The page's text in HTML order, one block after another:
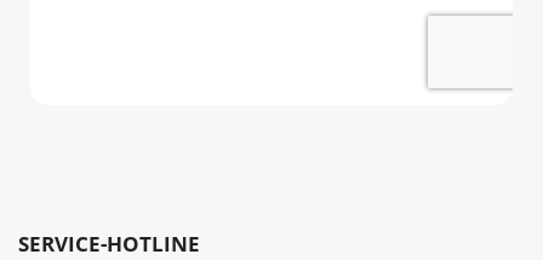
SERVICE-HOTLINE